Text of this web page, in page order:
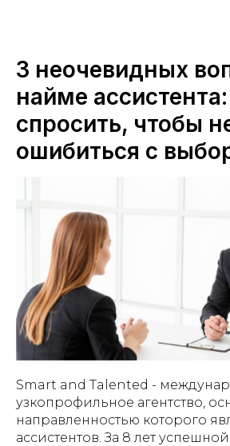
3 неочевидных
найме
спросить, чтобы
ошибиться с
Smart and Talented -
узкопрофильное агентство,
направленностью которого
ассистентов. За 8 лет